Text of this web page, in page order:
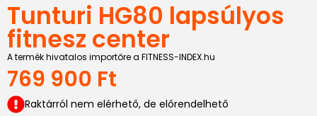
Tunturi HG80 lapsúlyos
fitnesz center
A termék hivatalos importőre a FITNESS-INDEX.hu
769 900 Ft
Raktárról nem elérhető, de előrendelhető